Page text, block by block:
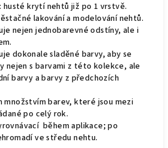
krytí nehtů již po 1 vrstvě.
lakování a modelování nehtů.
nejen jednobarevné odstíny, ale i
dokonale sladěné barvy, aby se
nejen s barvami z této kolekce, ale
barvy a barvy z předchozích
množstvím barev, které jsou mezi
po celý rok.
během aplikace; po
ve středu nehtu.